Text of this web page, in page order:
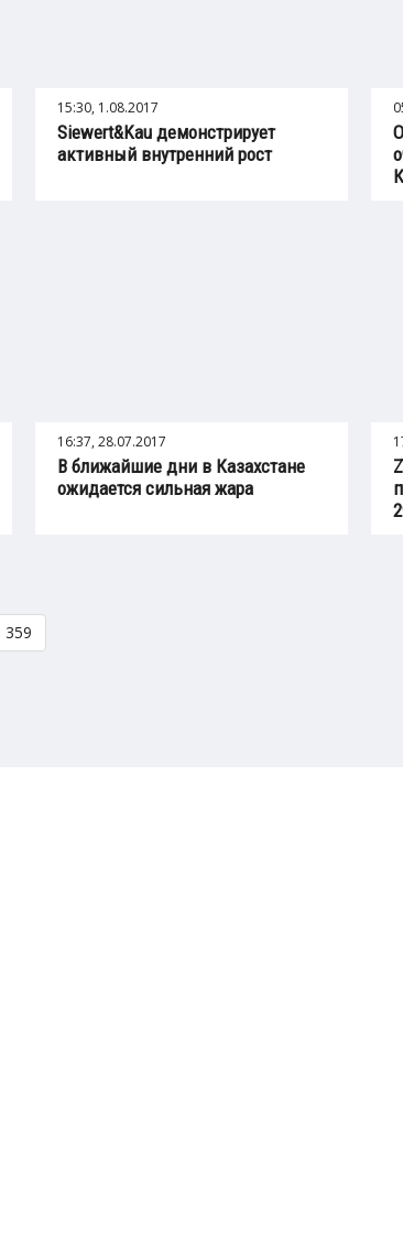
15:30, 1.08.2017
Siewert&Kau демонстрирует
активный внутренний рост
16:37, 28.07.2017
В ближайшие дни в Казахстане
ожидается сильная жара
359